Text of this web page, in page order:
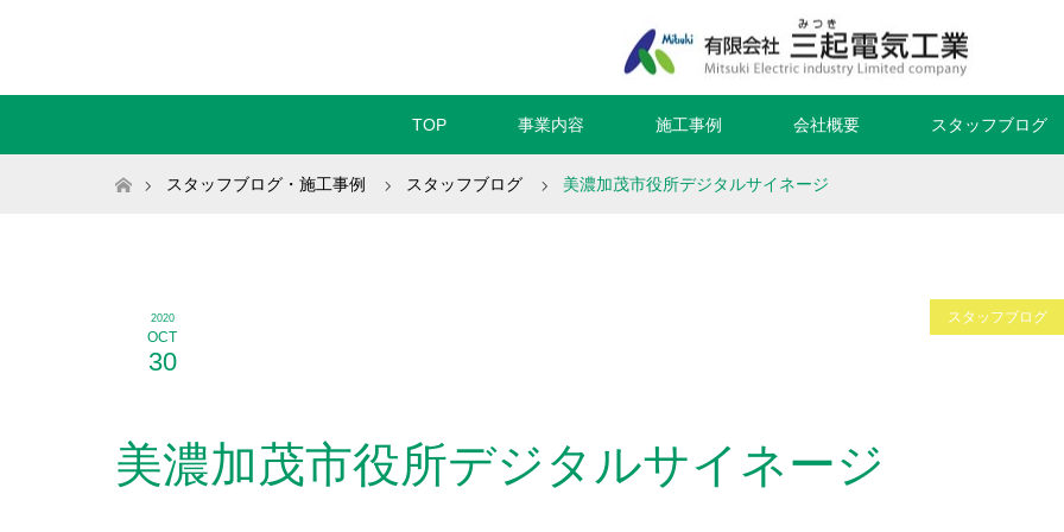
TOP 事業内容 施工事例 会社概要 スタッフブログ
ホームスタッフブログ・施工事例 スタッフブログ 美濃加茂市役所デジタルサイネージ
2020
OCT
30
スタッフブログ
美濃加茂市役所デジタルサイネージ